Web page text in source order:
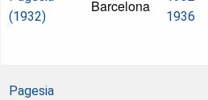
(1932)
Barcelona
1936
Pagesia